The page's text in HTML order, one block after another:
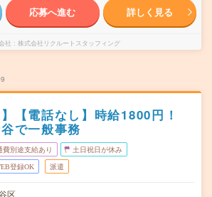
応募へ進む 詳しく見る
社 株式会社リクルートスタッフィング
【電話なし】時給1800円！
で一般事務
費別途支給あり 土日祝日が休み
登録OK 派遣
区